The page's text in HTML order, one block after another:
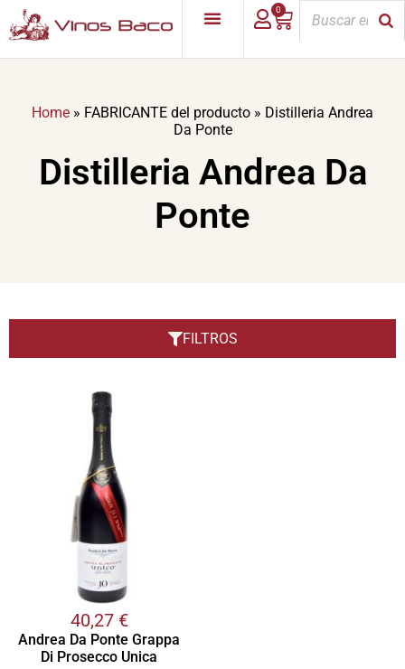
0
Home » FABRICANTE del producto » Distilleria Andrea
Da Ponte
Distilleria Andrea Da
Ponte
40,27 €
Andrea Da Ponte Grappa
Di Prosecco Unica
FILTROS